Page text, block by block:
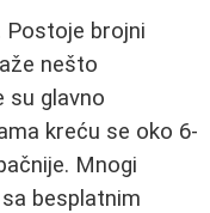
Postoje brojni
nešto
su glavno
kreću se oko 6-
Mnogi
besplatnim